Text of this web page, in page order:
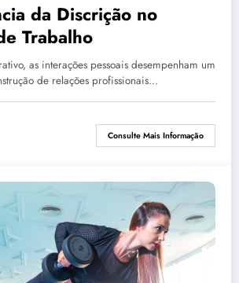
da Discrição no
Trabalho
as interações pessoais desempenham um
de relações profissionais…
Consulte Mais Informação